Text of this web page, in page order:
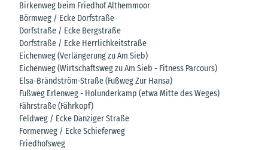
Birkenweg beim Friedhof Althemmoor
Börmweg / Ecke Dorfstraße
Dorfstraße / Ecke Bergstraße
Dorfstraße / Ecke Herrlichkeitstraße
Eichenweg (Verlängerung zu Am Sieb)
Eichenweg (Wirtschaftsweg zu Am Sieb - Fitness Parcours)
Elsa-Brändström-Straße (Fußweg Zur Hansa)
Fußweg Erlenweg - Holunderkamp (etwa Mitte des Weges)
Fährstraße (Fährkopf)
Feldweg / Ecke Danziger Straße
Formerweg / Ecke Schieferweg
Friedhofsweg